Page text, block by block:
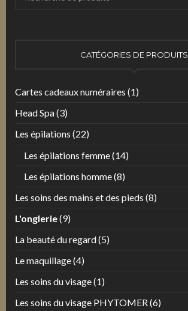
CATÉGORIES DE PRODUITS
Cartes cadeaux numéraires (1)
Head Spa(3)
Les épilations (22)
Les épilations femme(14)
Les épilations homme(8)
Les soins des mains et des pieds (8)
L'onglerie(9)
La beauté du regard(5)
Le maquillage(4)
Les soins du visage(1)
Les soins du visage PHYTOMER (6)